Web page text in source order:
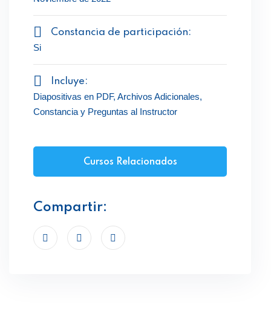
Constancia de participación:
Si
Incluye:
Diapositivas en PDF, Archivos Adicionales,
Constancia y Preguntas al Instructor
Cursos Relacionados
Compartir: